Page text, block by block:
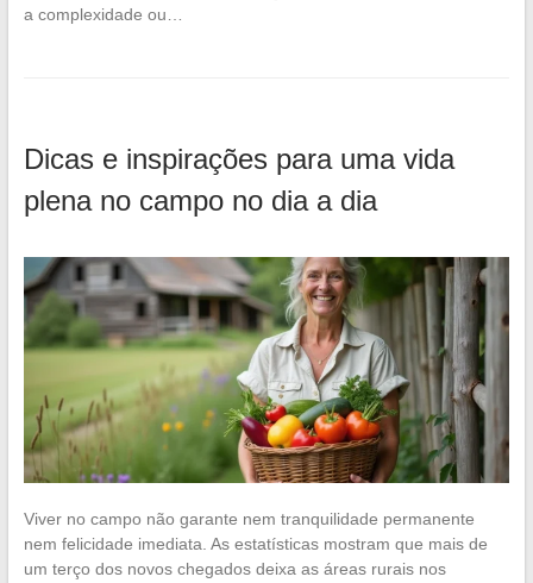
a complexidade ou…
Dicas e inspirações para uma vida
plena no campo no dia a dia
Viver no campo não garante nem tranquilidade permanente
nem felicidade imediata. As estatísticas mostram que mais de
um terço dos novos chegados deixa as áreas rurais nos